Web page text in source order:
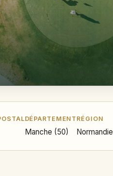
DÉPARTEMENT
Manche (50)
RÉGION
Normandie